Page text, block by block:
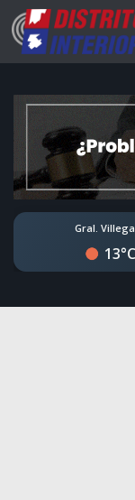
Gral.
13°C